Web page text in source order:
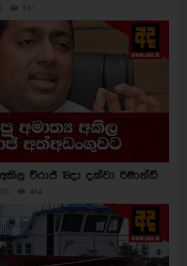
541
විරාජ් 18දා දක්වා රිමාන්ඩ්
464